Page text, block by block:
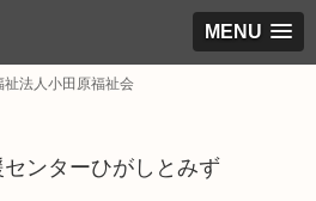
MENU
祉法人小田原福祉会
ンターひがしとみず